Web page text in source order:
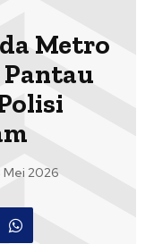
Metro
Pantau
Mei 2026